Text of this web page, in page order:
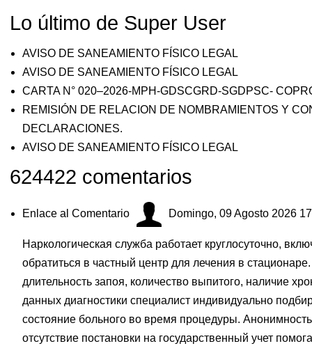
Lo último de Super User
AVISO DE SANEAMIENTO FÍSICO LEGAL
AVISO DE SANEAMIENTO FÍSICO LEGAL
CARTA N° 020–2026-MPH-GDSCGRD-SGDPSC-
REMISIÓN DE RELACION DE NOMBRAMIENTOS Y
DECLARACIONES.
AVISO DE SANEAMIENTO FÍSICO LEGAL
624422 comentarios
Enlace al Comentario Domingo, 09 Agosto 2026
Наркологическая служба работает круглосуточно,
обратиться в частный центр для лечения в
длительность запоя, количество выпитого, наличие
данных диагностики специалист индивидуально
состояние больного во время процедуры.
отсутствие постановки на государственный учет